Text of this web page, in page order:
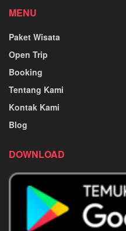
MENU
Paket Wisata
Open Trip
Booking
Tentang Kami
Kontak Kami
Blog
DOWNLOAD